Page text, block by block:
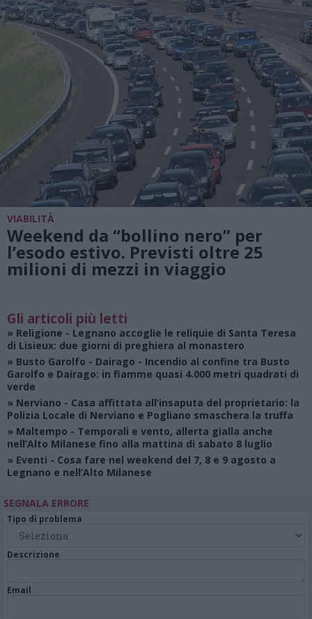
VIABILITÀ
Weekend da “bollino nero” per
l’esodo estivo. Previsti oltre 25
milioni di mezzi in viaggio
Gli articoli più letti
» Religione - Legnano accoglie le reliquie di Santa Teresa
di Lisieux: due giorni di preghiera al monastero
» Busto Garolfo - Dairago - Incendio al confine tra Busto
Garolfo e Dairago: in fiamme quasi 4.000 metri quadrati di
verde
» Nerviano - Casa affittata all’insaputa del proprietario: la
Polizia Locale di Nerviano e Pogliano smaschera la truffa
» Maltempo - Temporali e vento, allerta gialla anche
nell’Alto Milanese fino alla mattina di sabato 8 luglio
» Eventi - Cosa fare nel weekend del 7, 8 e 9 agosto a
Legnano e nell’Alto Milanese
SEGNALA ERRORE
Tipo di problema
Descrizione
Email